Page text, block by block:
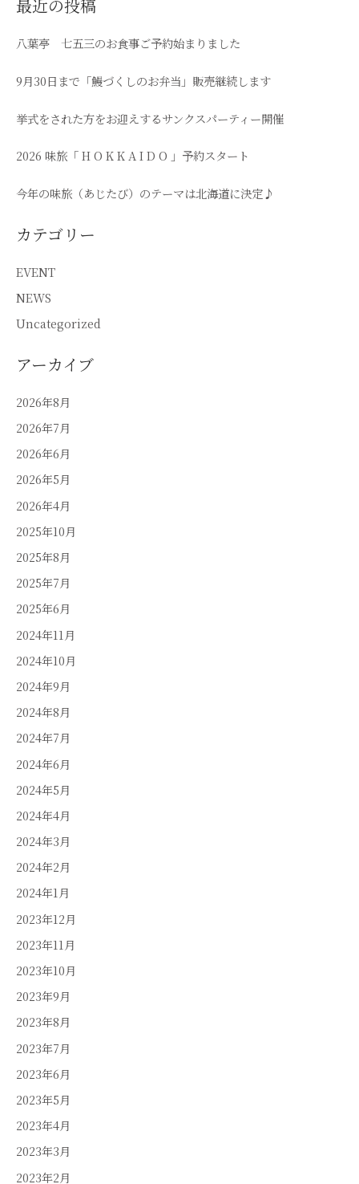
最近の投稿
八葉亭 七五三のお食事ご予約始まりました
9月30日まで「鰻づくしのお弁当」販売継続します
挙式をされた方をお迎えするサンクスパーティー開催
2026 味旅「 H O K K A I D O 」予約スタート
今年の味旅（あじたび）のテーマは北海道に決定♪
カテゴリー
EVENT
NEWS
Uncategorized
アーカイブ
2026年8月
2026年7月
2026年6月
2026年5月
2026年4月
2025年10月
2025年8月
2025年7月
2025年6月
2024年11月
2024年10月
2024年9月
2024年8月
2024年7月
2024年6月
2024年5月
2024年4月
2024年3月
2024年2月
2024年1月
2023年12月
2023年11月
2023年10月
2023年9月
2023年8月
2023年7月
2023年6月
2023年5月
2023年4月
2023年3月
2023年2月